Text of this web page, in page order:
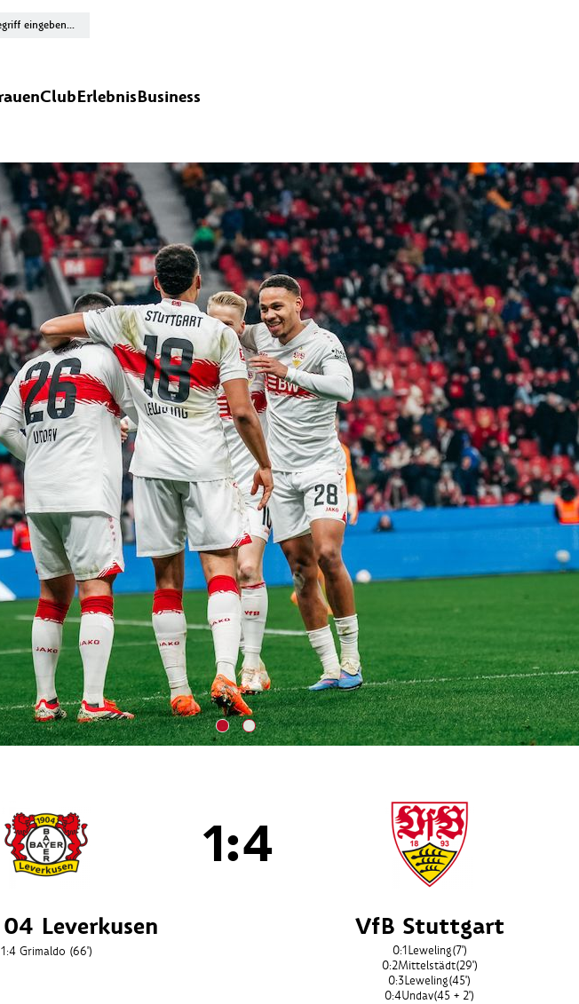
ClubErlebnisBusiness
Leverkusen
1:4 Grimaldo (66')
1:4
VfB Stuttgart
0:1Leweling(7')
0:2Mittelstädt(29')
0:3Leweling(45')
0:4Undav(45 + 2')